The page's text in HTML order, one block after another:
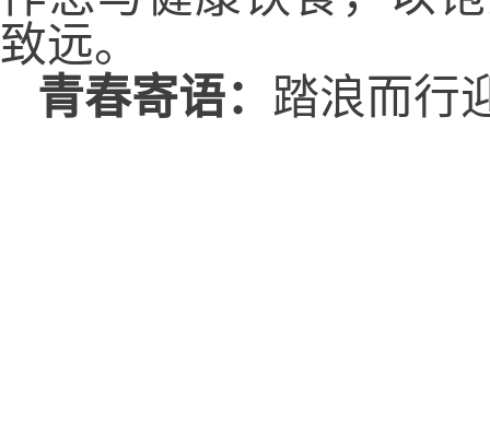
致远。
青春寄语： 踏浪而行